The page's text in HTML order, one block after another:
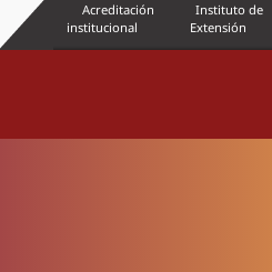
Acreditación
institucional
Instituto de
Extensión